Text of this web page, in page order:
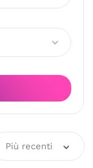
Più recenti